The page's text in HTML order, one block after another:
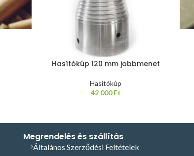
Hasítókúp 120 mm jobbmenet
Hasítókúp
42 000Ft
Megrendelés és szállítás
Általános Szerződési Feltételek